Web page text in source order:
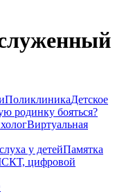
ПоликлиникаДетское
родинку бояться?
Виртуальная
у детейПамятка
цифровой